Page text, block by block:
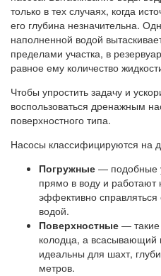
только в тех случаях, когда
его глубина незначительна.
наполненной водой
пределами участка, в
равное ему количество
Чтобы упростить задачу и
воспользоваться дренажным
поверхностного типа.
Насосы классифицируются на
Погружные — подобные
прямо в воду и
эффективно справляться
водой.
Поверхностные —
колодца, а всасывающий
идеальны для шахт,
метров.